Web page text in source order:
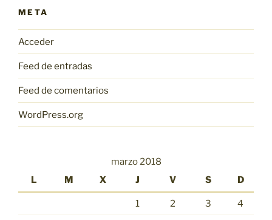
META
Acceder
Feed de entradas
Feed de comentarios
WordPress.org
marzo 2018
L
M X J V S D
1 2 3 4